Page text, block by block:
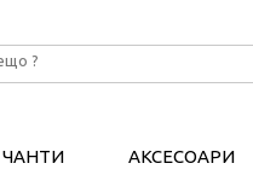
ЧАНТИ АКСЕСОАРИ